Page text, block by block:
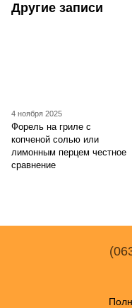
Другие записи
4 ноября 2025
Форель на гриле с
копченой солью или
лимонным перцем честное
сравнение